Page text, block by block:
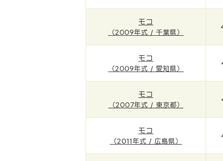
モコ
（2009年式 / 千葉県）
モコ
（2009年式 / 愛知県）
モコ
（2007年式 / 東京都）
モコ
（2011年式 / 広島県）